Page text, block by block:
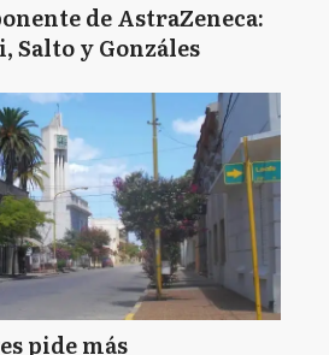
de AstraZeneca:
Salto y Gonzáles
pide más